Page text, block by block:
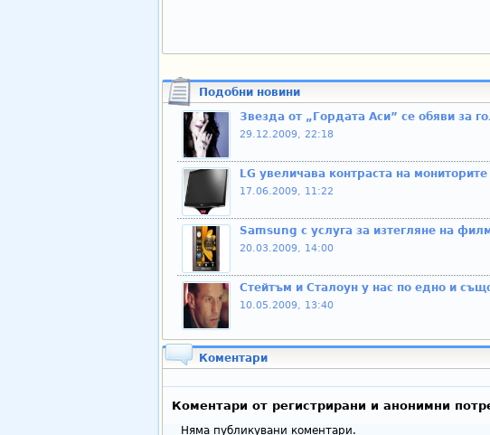
Подобни новини
Звезда от „Гордата Аси” се обяви за
29.12.2009, 22:18
LG увеличава контраста на
17.06.2009, 11:22
Samsung с услуга за изтегляне на
20.03.2009, 14:00
Стейтъм и Сталоун у нас по едно и
10.05.2009, 13:40
Коментари
Коментари от регистрирани и анонимни
Няма публикувани коментари.